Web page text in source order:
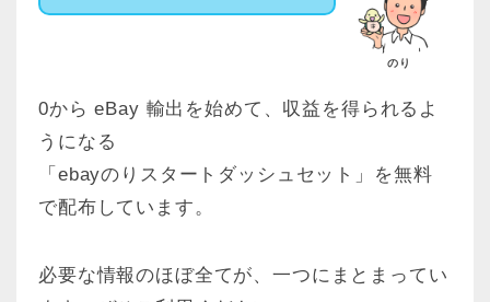
のり
0から eBay 輸出を始めて、収益を得られるよ
うになる
「ebayのりスタートダッシュセット」を無料
で配布しています。
必要な情報のほぼ全てが、一つにまとまってい